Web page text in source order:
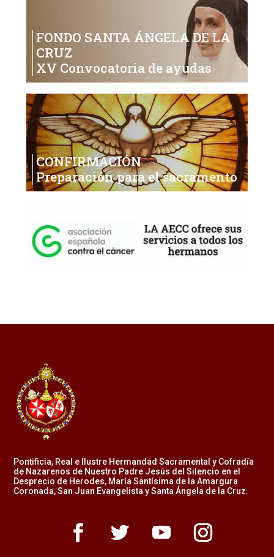
FONDO SANTA ÁNGELA DE LA
CRUZ
XV Convocatoria de ayudas
CONFIRMACIÓN
Preparación para el sacramento
Pontificia, Real e Ilustre Hermandad Sacramental y Cofradía
de Nazarenos de Nuestro Padre Jesús del Silencio en el
Desprecio de Herodes, María Santísima de la Amargura
Coronada, San Juan Evangelista y Santa Ángela de la Cruz.